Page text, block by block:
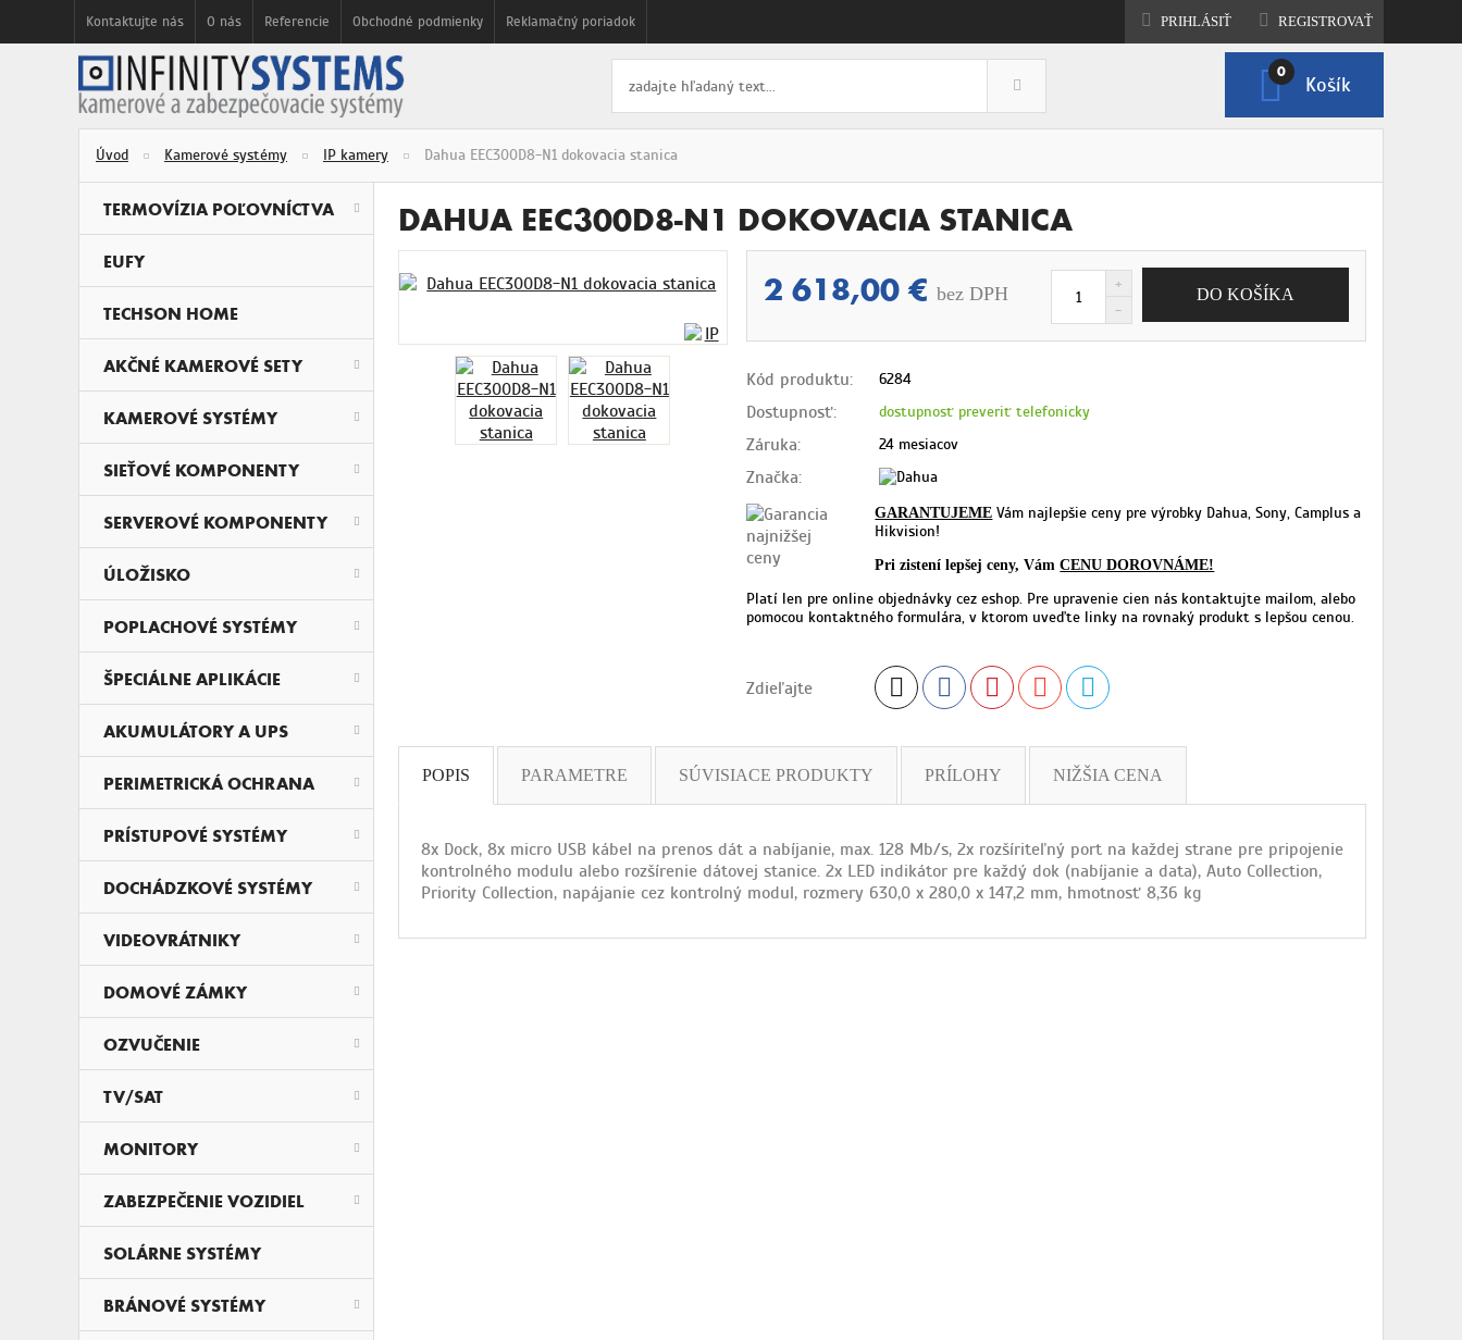
Kontaktujte nás O nás Referencie Obchodné podmienky Reklamačný poriadok PRIHLÁSIŤ REGISTROVAŤ
0
Košík
Úvod Kamerové systémy IP kamery Dahua EEC300D8-N1 dokovacia stanica
TERMOVÍZIA POĽOVNÍCTVA
EUFY
TECHSON HOME
AKČNÉ KAMEROVÉ SETY
KAMEROVÉ SYSTÉMY
SIEŤOVÉ KOMPONENTY
SERVEROVÉ KOMPONENTY
ÚLOŽISKO
POPLACHOVÉ SYSTÉMY
ŠPECIÁLNE APLIKÁCIE
AKUMULÁTORY A UPS
PERIMETRICKÁ OCHRANA
PRÍSTUPOVÉ SYSTÉMY
DOCHÁDZKOVÉ SYSTÉMY
VIDEOVRÁTNIKY
DOMOVÉ ZÁMKY
OZVUČENIE
TV/SAT
MONITORY
ZABEZPEČENIE VOZIDIEL
SOLÁRNE SYSTÉMY
BRÁNOVÉ SYSTÉMY
DAHUA EEC300D8-N1 DOKOVACIA STANICA
2 618,00 €bez DPH
Kód produktu: 6284
Dostupnosť: dostupnosť preveriť telefonicky
Záruka: 24 mesiacov
Značka:
GARANTUJEME Vám najlepšie ceny pre výrobky Dahua, Sony, Camplus a
Hikvision!
Pri zistení lepšej ceny, Vám CENU DOROVNÁME!
Platí len pre online objednávky cez eshop. Pre upravenie cien nás kontaktujte mailom, alebo
pomocou kontaktného formulára, v ktorom uveďte linky na rovnaký produkt s lepšou cenou.
Zdieľajte
POPIS PARAMETRE SÚVISIACE PRODUKTY PRÍLOHY NIŽŠIA CENA
8x Dock, 8x micro USB kábel na prenos dát a nabíjanie, max. 128 Mb/s, 2x rozšíriteľný port na každej strane pre pripojenie
kontrolného modulu alebo rozšírenie dátovej stanice. 2x LED indikátor pre každý dok (nabíjanie a data), Auto Collection,
Priority Collection, napájanie cez kontrolný modul, rozmery 630,0 x 280,0 x 147,2 mm, hmotnosť 8,36 kg